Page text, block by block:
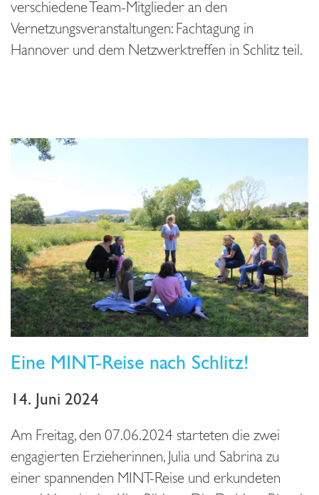
verschiedene Team-Mitglieder an den
Vernetzungsveranstaltungen: Fachtagung in
Hannover und dem Netzwerktreffen in Schlitz teil.
Eine MINT-Reise nach Schlitz!
14. Juni 2024
Am Freitag, den 07.06.2024 starteten die zwei
engagierten Erzieherinnen, Julia und Sabrina zu
einer spannenden MINT-Reise und erkundeten